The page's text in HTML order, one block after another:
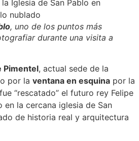
, uno de los puntos más
durante una visita a
Pimentel, actual sede de la
por la ventana en esquina por la
“rescatado” el futuro rey Felipe
en la cercana iglesia de San
de historia real y arquitectura